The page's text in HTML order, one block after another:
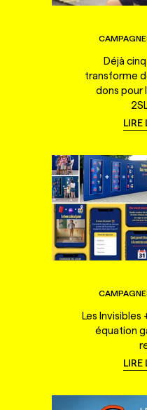
Déjà
transforme
dons pour
LIRE
Les Invisibles
équation
LIRE